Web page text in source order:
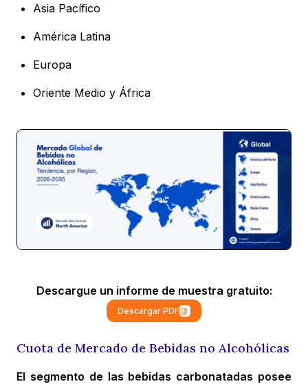
Asia Pacífico
América Latina
Europa
Oriente Medio y África
Descargue un informe de muestra gratuito:
Descargar PDF
Cuota de Mercado de Bebidas no Alcohólicas
El segmento de las bebidas carbonatadas posee